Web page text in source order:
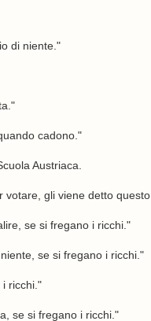
di niente."
cadono."
Austriaca.
gli viene detto questo.
se si fregano i ricchi."
se si fregano i ricchi."
ricchi."
se si fregano i ricchi."